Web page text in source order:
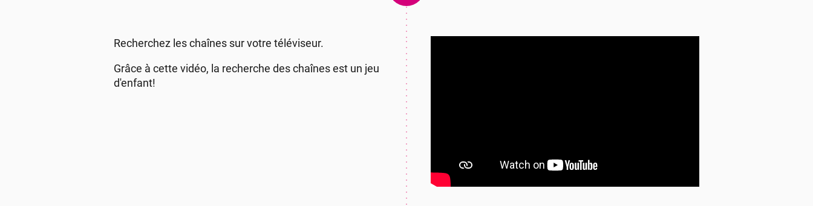
Recherchez les chaînes sur votre téléviseur.
Grâce à cette vidéo, la recherche des chaînes est un jeu
d'enfant!